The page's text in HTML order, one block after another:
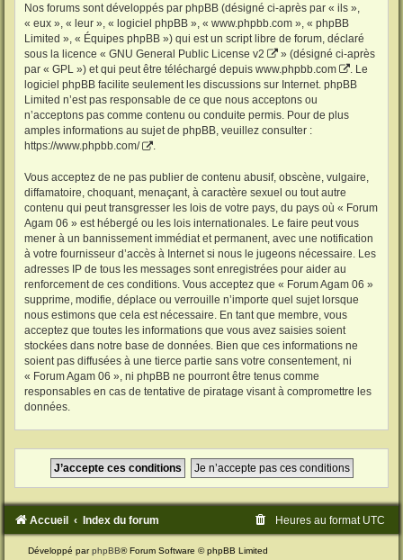
Nos forums sont développés par phpBB (désigné ci-après par « ils »,
« eux », « leur », « logiciel phpBB », « www.phpbb.com », « phpBB
Limited », « Équipes phpBB ») qui est un script libre de forum, déclaré
sous la licence « GNU General Public License v2
» (désigné ci-après
par « GPL ») et qui peut être téléchargé depuis www.phpbb.com
. Le
logiciel phpBB facilite seulement les discussions sur Internet. phpBB
Limited n’est pas responsable de ce que nous acceptons ou
n’acceptons pas comme contenu ou conduite permis. Pour de plus
amples informations au sujet de phpBB, veuillez consulter :
https://www.phpbb.com/
.
Vous acceptez de ne pas publier de contenu abusif, obscène, vulgaire,
diffamatoire, choquant, menaçant, à caractère sexuel ou tout autre
contenu qui peut transgresser les lois de votre pays, du pays où « Forum
Agam 06 » est hébergé ou les lois internationales. Le faire peut vous
mener à un bannissement immédiat et permanent, avec une notification
à votre fournisseur d’accès à Internet si nous le jugeons nécessaire. Les
adresses IP de tous les messages sont enregistrées pour aider au
renforcement de ces conditions. Vous acceptez que « Forum Agam 06 »
supprime, modifie, déplace ou verrouille n’importe quel sujet lorsque
nous estimons que cela est nécessaire. En tant que membre, vous
acceptez que toutes les informations que vous avez saisies soient
stockées dans notre base de données. Bien que ces informations ne
soient pas diffusées à une tierce partie sans votre consentement, ni
« Forum Agam 06 », ni phpBB ne pourront être tenus comme
responsables en cas de tentative de piratage visant à compromettre les
données.
Accueil Index du forum Heures au format UTC
Développé parphpBB® Forum Software © phpBB Limited